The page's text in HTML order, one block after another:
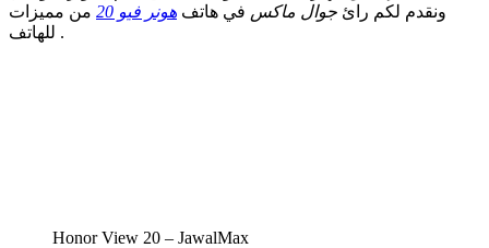
ونقدم لكم رائ جوال ماكس في هاتف هونر فيو 20
من مميزات
للهاتف .
Honor View 20 – JawalMax